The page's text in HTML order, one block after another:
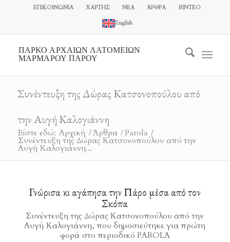
ΕΠΙΚΟΙΝΩΝΙΑ ΧΑΡΤΗΣ ΝΕΑ ΆΡΘΡΑ ΒΙΝΤΕΟ
English
ΠΑΡΚΟ ΑΡΧΑΙΩΝ ΛΑΤΟΜΕΙΩΝ
ΜΑΡΜΑΡΟΥ ΠΑΡΟΥ
Συνέντευξη της Δώρας Κατσονοπούλου από
την Αυγή Καλογιάννη
Είστε εδώ: Αρχική /Άρθρα /Parola /
Συνέντευξη της Δώρας Κατσονοπούλου από την
Αυγή Καλογιάννη...
Γνώρισα κι αγάπησα την Πάρο μέσα από τον
Σκόπα
Συνέντευξη της Δώρας Κατσονοπούλου από την
Αυγή Καλογιάννη, που δημοσιεύτηκε για πρώτη
φορά στο περιοδικό PAROLA